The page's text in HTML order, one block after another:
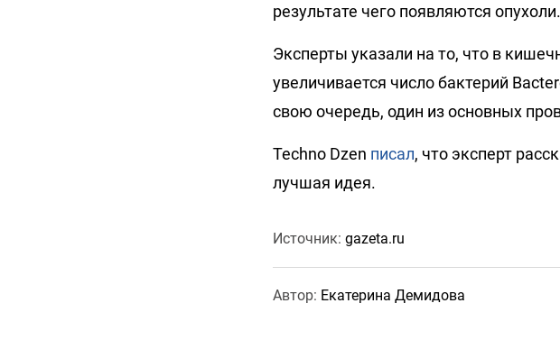
результате чего появляются опухоли.
Эксперты указали на то, что в
увеличивается число бактерий
свою очередь, один из основных
Techno Dzen писал, что эксперт
лучшая идея.
Источник: gazeta.ru
Автор: Екатерина Демидова